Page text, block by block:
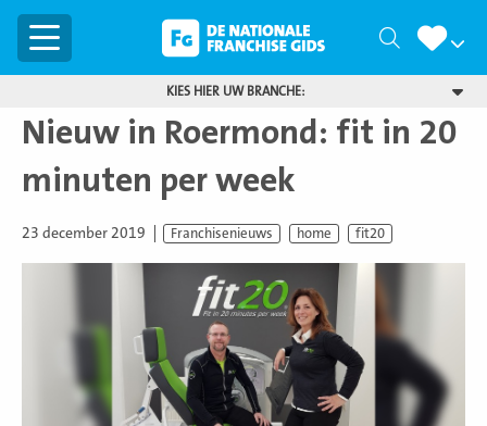
Menu Zoeken
KIES HIER UW BRANCHE:
Nieuw in Roermond: fit in 20
minuten per week
23 december 2019 Franchisenieuws home fit20